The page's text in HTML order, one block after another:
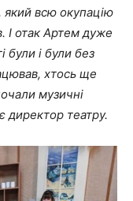
всю окупацію
І отак Артем дуже
були і були без
хтось ще
музичні
директор театру.